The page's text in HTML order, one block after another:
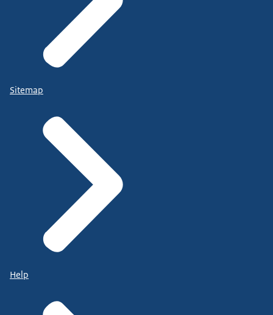
Sitemap
Help